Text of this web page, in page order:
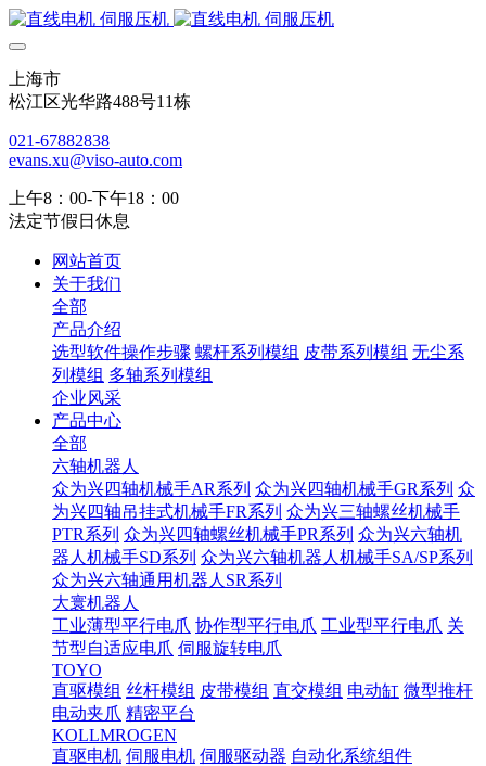
上海市
松江区光华路488号11栋
021-67882838
evans.xu@viso-auto.com
上午8：00-下午18：00
法定节假日休息
网站首页
关于我们
全部
产品介绍
选型软件操作步骤 螺杆系列模组 皮带系列模组 无尘系
列模组 多轴系列模组
企业风采
产品中心
全部
六轴机器人
众为兴四轴机械手AR系列 众为兴四轴机械手GR系列 众
为兴四轴吊挂式机械手FR系列 众为兴三轴螺丝机械手
PTR系列 众为兴四轴螺丝机械手PR系列 众为兴六轴机
器人机械手SD系列 众为兴六轴机器人机械手SA/SP系列
众为兴六轴通用机器人SR系列
大寰机器人
工业薄型平行电爪 协作型平行电爪 工业型平行电爪 关
节型自适应电爪 伺服旋转电爪
TOYO
直驱模组 丝杆模组 皮带模组 直交模组 电动缸 微型推杆
电动夹爪 精密平台
KOLLMROGEN
直驱电机 伺服电机 伺服驱动器 自动化系统组件